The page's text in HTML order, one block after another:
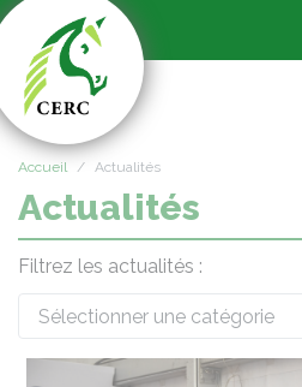
Accueil Actualités
Actualités
Filtrez les actualités :
Panneau de gestion des cookies